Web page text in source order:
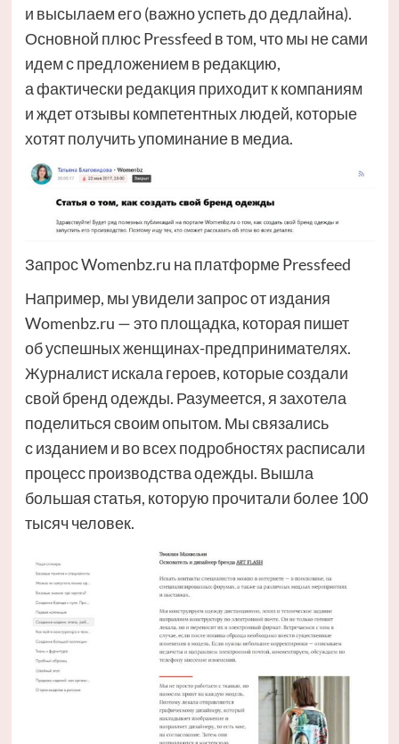
и высылаем его (важно успеть до дедлайна).
Основной плюс Pressfeed в том, что мы не сами
идем с предложением в редакцию,
а фактически редакция приходит к компаниям
и ждет отзывы компетентных людей, которые
хотят получить упоминание в медиа.
Запрос Womenbz.ru на платформе Pressfeed
Например, мы увидели запрос от издания
Womenbz.ru — это площадка, которая пишет
об успешных женщинах-предпринимателях.
Журналист искала героев, которые создали
свой бренд одежды. Разумеется, я захотела
поделиться своим опытом. Мы связались
с изданием и во всех подробностях расписали
процесс производства одежды. Вышла
большая статья, которую прочитали более 100
тысяч человек.